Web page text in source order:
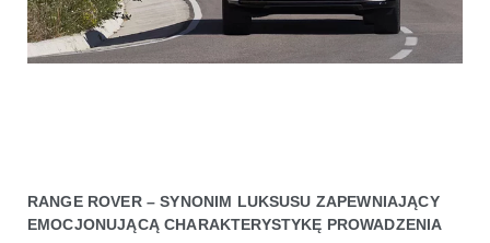
RANGE ROVER – SYNONIM LUKSUSU ZAPEWNIAJĄCY
EMOCJONUJĄCĄ CHARAKTERYSTYKĘ PROWADZENIA